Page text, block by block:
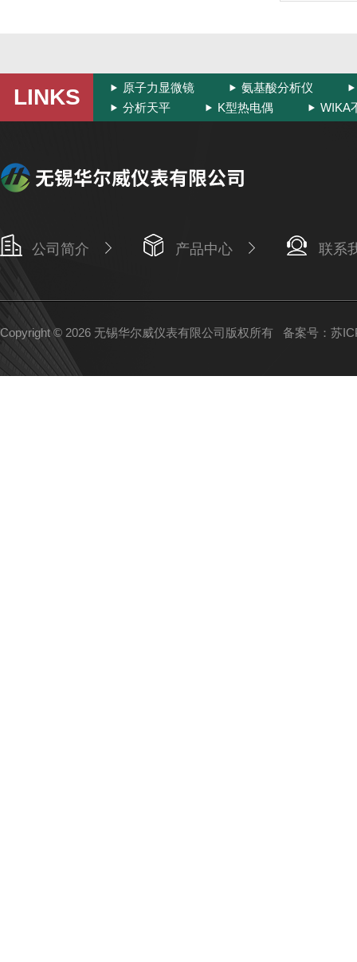
LINKS 原子力显微镜
氨基酸分析仪
分析天平
K型热电偶 WIKA
公司简介 产品中心 联系
Copyright © 2026 无锡华尔威仪表有限公司版权所有 备案号：苏